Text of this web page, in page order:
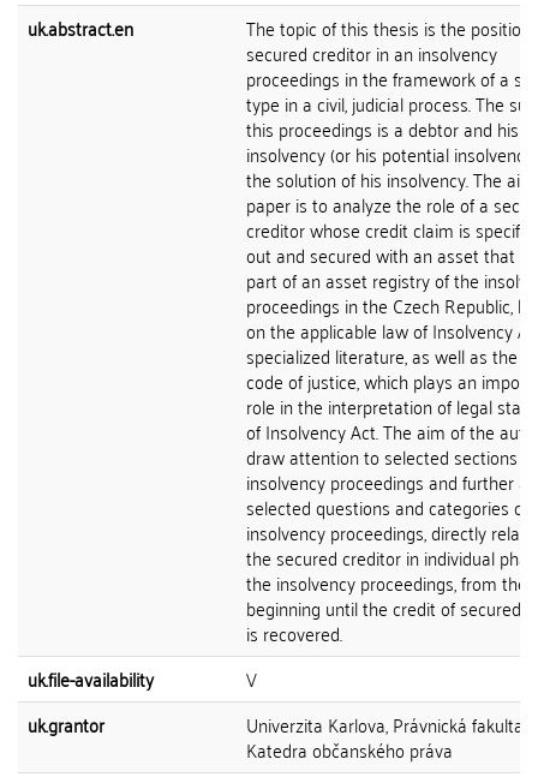
uk.abstract.en
The topic of this thesis is the position
secured creditor in an insolvency
proceedings in the framework of a
type in a civil, judicial process. The
this proceedings is a debtor and his
insolvency (or his potential
the solution of his insolvency. The
paper is to analyze the role of a
creditor whose credit claim is
out and secured with an asset that
part of an asset registry of the
proceedings in the Czech Republic,
on the applicable law of Insolvency
specialized literature, as well as the
code of justice, which plays an
role in the interpretation of legal
of Insolvency Act. The aim of the
draw attention to selected sections
insolvency proceedings and further
selected questions and categories of
insolvency proceedings, directly
the secured creditor in individual
the insolvency proceedings, from the
beginning until the credit of secured
is recovered.
uk.file-availability
V
uk.grantor
Univerzita Karlova, Právnická fakulta,
Katedra občanského práva